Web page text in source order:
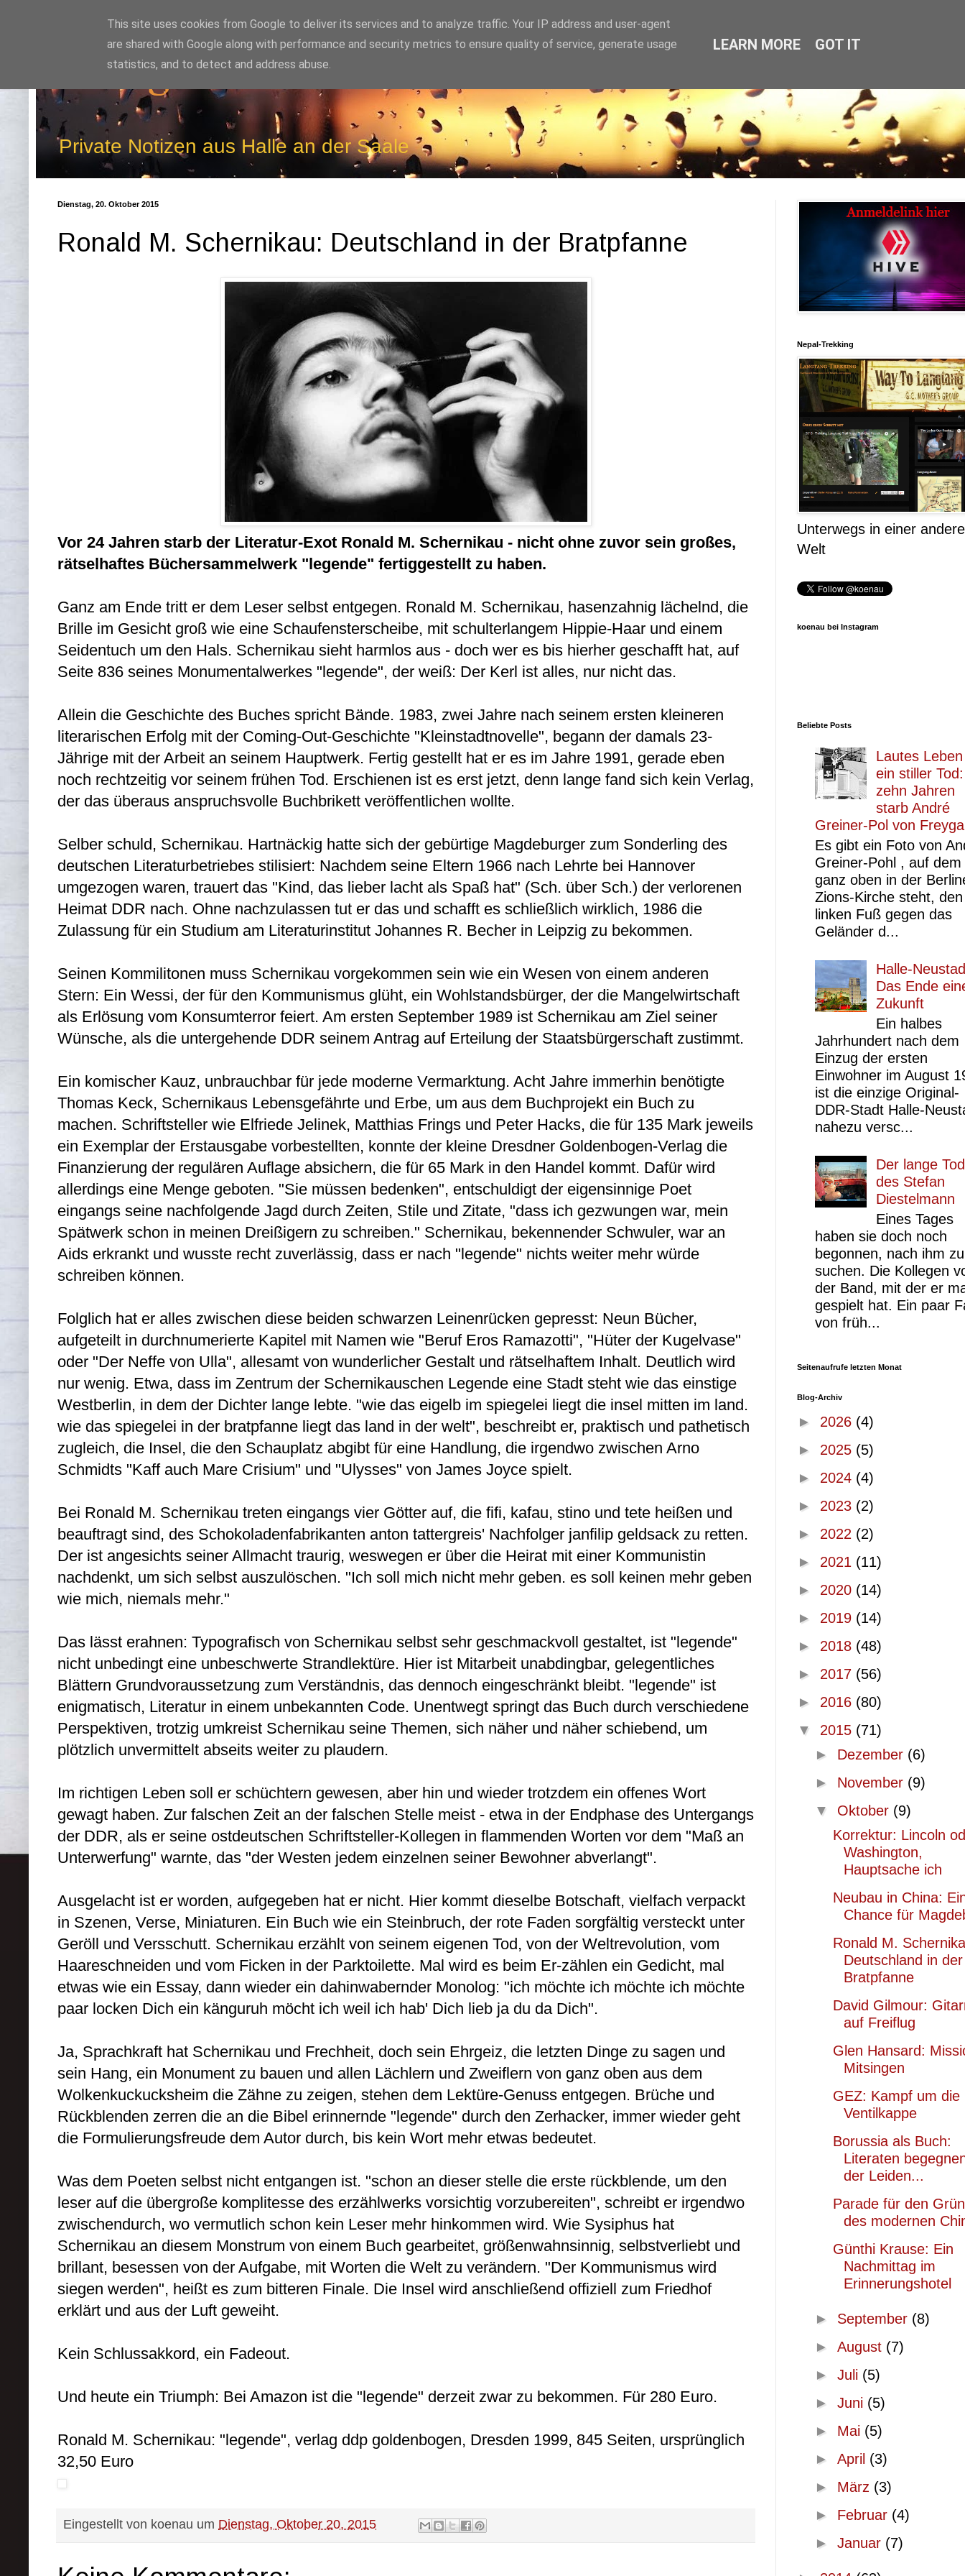
Kludge
Private Notizen aus Halle an der Saale
Dienstag, 20. Oktober 2015
Ronald M. Schernikau: Deutsch­land in der Brat­pfanne
Vor 24 Jahren starb der Literatur-Exot Ronald M. Schernikau - nicht ohne zuvor sein großes,
rätselhaftes Büchersammelwerk "legende" fertiggestellt zu haben.
Ganz am Ende tritt er dem Leser selbst entgegen. Ronald M. Schernikau, hasenzahnig lächelnd, die
Brille im Gesicht groß wie eine Schaufensterscheibe, mit schulterlangem Hippie-Haar und einem
Seidentuch um den Hals. Schernikau sieht harmlos aus - doch wer es bis hierher geschafft hat, auf
Seite 836 seines Monumentalwerkes "legende", der weiß: Der Kerl ist alles, nur nicht das.
Allein die Geschichte des Buches spricht Bände. 1983, zwei Jahre nach seinem ersten kleineren
literarischen Erfolg mit der Coming-Out-Geschichte "Kleinstadtnovelle", begann der damals 23-
Jährige mit der Arbeit an seinem Hauptwerk. Fertig gestellt hat er es im Jahre 1991, gerade eben
noch rechtzeitig vor seinem frühen Tod. Erschienen ist es erst jetzt, denn lange fand sich kein Verlag,
der das überaus anspruchsvolle Buchbrikett veröffentlichen wollte.
Selber schuld, Schernikau. Hartnäckig hatte sich der gebürtige Magdeburger zum Sonderling des
deutschen Literaturbetriebes stilisiert: Nachdem seine Eltern 1966 nach Lehrte bei Hannover
umgezogen waren, trauert das "Kind, das lieber lacht als Spaß hat" (Sch. über Sch.) der verlorenen
Heimat DDR nach. Ohne nachzulassen tut er das und schafft es schließlich wirklich, 1986 die
Zulassung für ein Studium am Literaturinstitut Johannes R. Becher in Leipzig zu bekommen.
Seinen Kommilitonen muss Schernikau vorgekommen sein wie ein Wesen von einem anderen
Stern: Ein Wessi, der für den Kommunismus glüht, ein Wohlstandsbürger, der die Mangelwirtschaft
als Erlösung vom Konsumterror feiert. Am ersten September 1989 ist Schernikau am Ziel seiner
Wünsche, als die untergehende DDR seinem Antrag auf Erteilung der Staatsbürgerschaft zustimmt.
Ein komischer Kauz, unbrauchbar für jede moderne Vermarktung. Acht Jahre immerhin benötigte
Thomas Keck, Schernikaus Lebensgefährte und Erbe, um aus dem Buchprojekt ein Buch zu
machen. Schriftsteller wie Elfriede Jelinek, Matthias Frings und Peter Hacks, die für 135 Mark jeweils
ein Exemplar der Erstausgabe vorbestellten, konnte der kleine Dresdner Goldenbogen-Verlag die
Finanzierung der regulären Auflage absichern, die für 65 Mark in den Handel kommt. Dafür wird
allerdings eine Menge geboten. "Sie müssen bedenken", entschuldigt der eigensinnige Poet
eingangs seine nachfolgende Jagd durch Zeiten, Stile und Zitate, "dass ich gezwungen war, mein
Spätwerk schon in meinen Dreißigern zu schreiben." Schernikau, bekennender Schwuler, war an
Aids erkrankt und wusste recht zuverlässig, dass er nach "legende" nichts weiter mehr würde
schreiben können.
Folglich hat er alles zwischen diese beiden schwarzen Leinenrücken gepresst: Neun Bücher,
aufgeteilt in durchnumerierte Kapitel mit Namen wie "Beruf Eros Ramazotti", "Hüter der Kugelvase"
oder "Der Neffe von Ulla", allesamt von wunderlicher Gestalt und rätselhaftem Inhalt. Deutlich wird
nur wenig. Etwa, dass im Zentrum der Schernikauschen Legende eine Stadt steht wie das einstige
Westberlin, in dem der Dichter lange lebte. "wie das eigelb im spiegelei liegt die insel mitten im land.
wie das spiegelei in der bratpfanne liegt das land in der welt", beschreibt er, praktisch und pathetisch
zugleich, die Insel, die den Schauplatz abgibt für eine Handlung, die irgendwo zwischen Arno
Schmidts "Kaff auch Mare Crisium" und "Ulysses" von James Joyce spielt.
Bei Ronald M. Schernikau treten eingangs vier Götter auf, die fifi, kafau, stino und tete heißen und
beauftragt sind, des Schokoladenfabrikanten anton tattergreis' Nachfolger janfilip geldsack zu retten.
Der ist angesichts seiner Allmacht traurig, weswegen er über die Heirat mit einer Kommunistin
nachdenkt, um sich selbst auszulöschen. "Ich soll mich nicht mehr geben. es soll keinen mehr geben
wie mich, niemals mehr."
Das lässt erahnen: Typografisch von Schernikau selbst sehr geschmackvoll gestaltet, ist "legende"
nicht unbedingt eine unbeschwerte Strandlektüre. Hier ist Mitarbeit unabdingbar, gelegentliches
Blättern Grundvoraussetzung zum Verständnis, das dennoch eingeschränkt bleibt. "legende" ist
enigmatisch, Literatur in einem unbekannten Code. Unentwegt springt das Buch durch verschiedene
Perspektiven, trotzig umkreist Schernikau seine Themen, sich näher und näher schiebend, um
plötzlich unvermittelt abseits weiter zu plaudern.
Im richtigen Leben soll er schüchtern gewesen, aber hin und wieder trotzdem ein offenes Wort
gewagt haben. Zur falschen Zeit an der falschen Stelle meist - etwa in der Endphase des Untergangs
der DDR, als er seine ostdeutschen Schriftsteller-Kollegen in flammenden Worten vor dem "Maß an
Unterwerfung" warnte, das "der Westen jedem einzelnen seiner Bewohner abverlangt".
Ausgelacht ist er worden, aufgegeben hat er nicht. Hier kommt dieselbe Botschaft, vielfach verpackt
in Szenen, Verse, Miniaturen. Ein Buch wie ein Steinbruch, der rote Faden sorgfältig versteckt unter
Geröll und Versschutt. Schernikau erzählt von seinem eigenen Tod, von der Weltrevolution, vom
Haareschneiden und vom Ficken in der Parktoilette. Mal wird es beim Er-zählen ein Gedicht, mal
etwas wie ein Essay, dann wieder ein dahinwabernder Monolog: "ich möchte ich möchte ich möchte
paar locken Dich ein känguruh möcht ich weil ich hab' Dich lieb ja du da Dich".
Ja, Sprachkraft hat Schernikau und Frechheit, doch sein Ehrgeiz, die letzten Dinge zu sagen und
sein Hang, ein Monument zu bauen und allen Lächlern und Zweiflern von ganz oben aus dem
Wolkenkuckucksheim die Zähne zu zeigen, stehen dem Lektüre-Genuss entgegen. Brüche und
Rückblenden zerren die an die Bibel erinnernde "legende" durch den Zerhacker, immer wieder geht
die Formulierungsfreude dem Autor durch, bis kein Wort mehr etwas bedeutet.
Was dem Poeten selbst nicht entgangen ist. "schon an dieser stelle die erste rückblende, um den
leser auf die übergroße komplitesse des erzählwerks vorsichtig vorzubereiten", schreibt er irgendwo
zwischendurch, wo vermutlich schon kein Leser mehr hinkommen wird. Wie Sysiphus hat
Schernikau an diesem Monstrum von einem Buch gearbeitet, größenwahnsinnig, selbstverliebt und
brillant, besessen von der Aufgabe, mit Worten die Welt zu verändern. "Der Kommunismus wird
siegen werden", heißt es zum bitteren Finale. Die Insel wird anschließend offiziell zum Friedhof
erklärt und aus der Luft geweiht.
Kein Schlussakkord, ein Fadeout.
Und heute ein Triumph: Bei Amazon ist die "legende" derzeit zwar zu bekommen. Für 280 Euro.
Ronald M. Schernikau: "legende", verlag ddp goldenbogen, Dresden 1999, 845 Seiten, ursprünglich
32,50 Euro
Eingestellt von koenau um Dienstag, Oktober 20, 2015
Nepal-Trekking
Unterwegs in einer
Welt
koenau bei Instagram
Beliebte Posts
Lautes
ein stiller
zehn Jahren
starb André
Greiner-Pol von
Es gibt ein Foto von
Greiner-Pohl , auf dem
ganz oben in der
Zions-Kirche steht, den
linken Fuß gegen das
Geländer d...
Halle-
Das Ende
Zukunft
Ein halbes
Jahrhundert nach dem
Einzug der ersten
Einwohner im August
ist die einzige Original-
DDR-Stadt Halle-
nahezu versc...
Der lange Tod
des Stefan
Diestelmann
Eines Tages
haben sie doch noch
begonnen, nach ihm zu
suchen. Die Kollegen
der Band, mit der er
gespielt hat. Ein paar
von früh...
Seitenaufrufe letzten Monat
Blog-Archiv
► 2026 (4)
► 2025 (5)
► 2024 (4)
► 2023 (2)
► 2022 (2)
► 2021 (11)
► 2020 (14)
► 2019 (14)
► 2018 (48)
► 2017 (56)
► 2016 (80)
▼ 2015 (71)
► Dezember (6)
► November (9)
▼ Oktober (9)
Korrektur: Lincoln
Washington,
Hauptsache ich
Neubau in China:
Chance für
Ronald M.
Deutsch­land in der
Brat­pfanne
David Gilmour:
auf Freiflug
Glen Hansard:
Mitsingen
GEZ: Kampf um die
Ventilkappe
Borussia als Buch:
Literaten
der Lei­den­...
Parade für den
des modernen
Günthi Krause: Ein
Nachmittag im
Erinnerungshotel
► September (8)
► August (7)
► Juli (5)
► Juni (5)
► Mai (5)
► April (3)
► März (3)
► Februar (4)
► Januar (7)
This site uses cookies from Google to deliver its services and to analyze traffic. Your IP address and user-agent
are shared with Google along with performance and security metrics to ensure quality of service, generate usage
statistics, and to detect and address abuse.
LEARN MORE GOT IT